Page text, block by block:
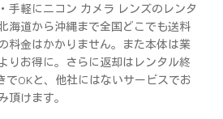
手軽にニコン カメラ レンズのレンタ
海道から沖縄まで全国どこでも送料
料金はかかりません。また本体は業
りお得に。さらに返却はレンタル終
OKと、他社にはないサービスでお
頂けます。